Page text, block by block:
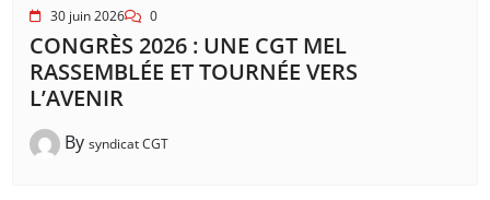
30 juin 2026 0
CONGRÈS 2026 : UNE CGT MEL
RASSEMBLÉE ET TOURNÉE VERS
L’AVENIR
By syndicat CGT